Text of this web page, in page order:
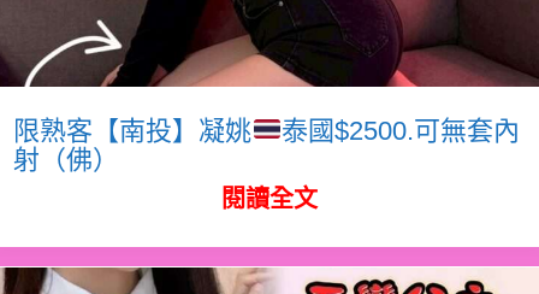
限熟客【南投】凝姚
泰國$2500.可無套內
射（佛）
閱讀全文